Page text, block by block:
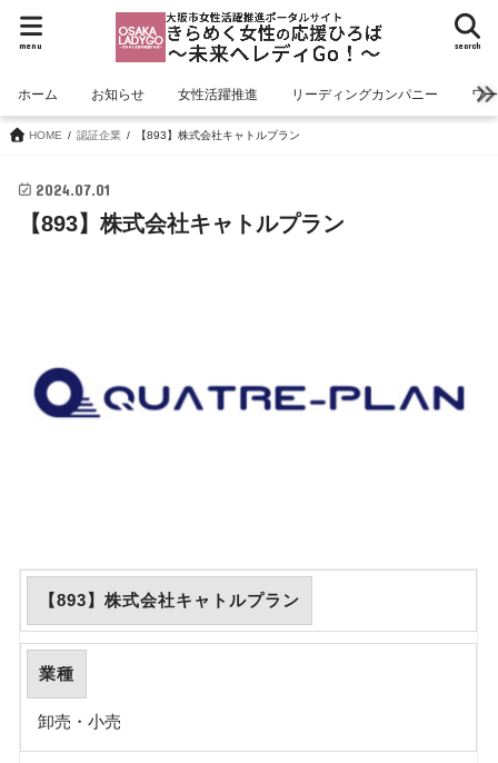
search
menu
ホーム お知らせ 女性活躍推進 リーディングカンパニー ワ
HOME 認証企業 【893】株式会社キャトルプラン
2024.07.01
【893】株式会社キャトルプラン
【893】株式会社キャトルプラン
業種
卸売・小売